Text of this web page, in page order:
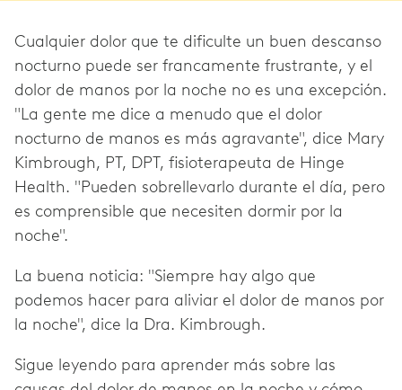
Cualquier dolor que te dificulte un buen descanso
nocturno puede ser francamente frustrante, y el
dolor de manos por la noche no es una excepción.
"La gente me dice a menudo que el dolor
nocturno de manos es más agravante", dice Mary
Kimbrough, PT, DPT, fisioterapeuta de Hinge
Health. "Pueden sobrellevarlo durante el día, pero
es comprensible que necesiten dormir por la
noche".
La buena noticia: "Siempre hay algo que
podemos hacer para aliviar el dolor de manos por
la noche", dice la Dra. Kimbrough.
Sigue leyendo para aprender más sobre las